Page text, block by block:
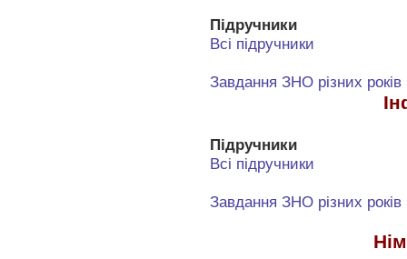
Підручники
Всі підручники
Завдання ЗНО різних років
Підручники
Всі підручники
Завдання ЗНО різних років